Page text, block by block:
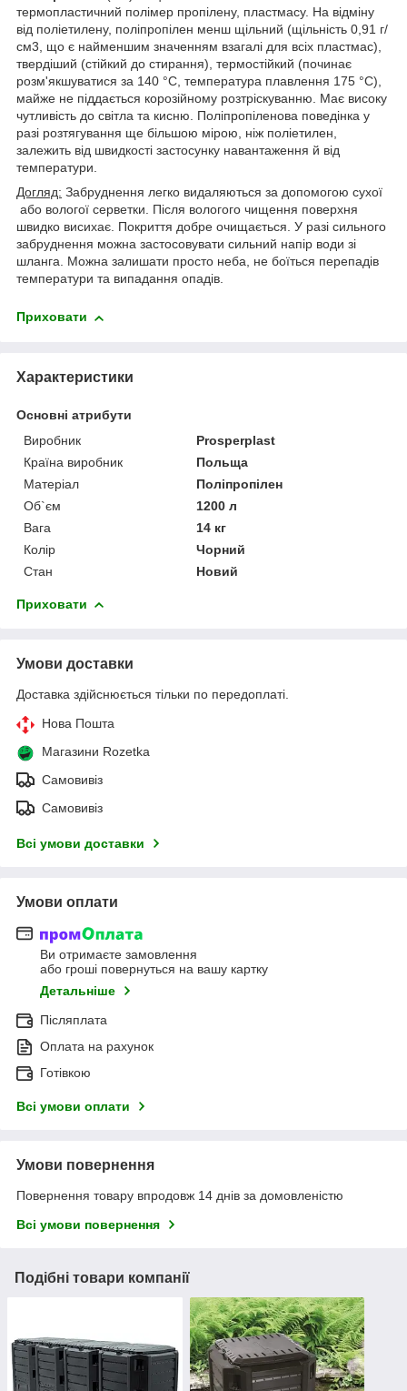
термопластичний полімер пропілену, пластмасу. На відміну
від поліетилену, поліпропілен менш щільний (щільність 0,91 г/
см3, що є найменшим значенням взагалі для всіх пластмас),
твердіший (стійкий до стирання), термостійкий (починає
розм'якшуватися за 140 °C, температура плавлення 175 °C),
майже не піддається корозійному розтріскуванню. Має високу
чутливість до світла та кисню. Поліпропіленова поведінка у
разі розтягування ще більшою мірою, ніж поліетилен,
залежить від швидкості застосунку навантаження й від
температури.
Догляд: Забруднення легко видаляються за допомогою сухої
або вологої серветки. Після вологого чищення поверхня
швидко висихає. Покриття добре очищається. У разі сильного
забруднення можна застосовувати сильний напір води зі
шланга. Можна залишати просто неба, не боїться перепадів
температури та випадання опадів.
Приховати
Характеристики
Основні атрибути
Виробник
Prosperplast
Країна виробник
Польща
Матеріал
Поліпропілен
Об`єм
1200 л
Вага
14 кг
Колір
Чорний
Стан
Новий
Приховати
Умови доставки
Доставка здійснюється тільки по передоплаті.
Нова Пошта
Магазини Rozetka
Самовивіз
Самовивіз
Всі умови доставки
Умови оплати
Ви отримаєте замовлення
або гроші повернуться на вашу картку
Детальніше
Післяплата
Оплата на рахунок
Готівкою
Всі умови оплати
Умови повернення
Повернення товару впродовж 14 днів за домовленістю
Всі умови повернення
Подібні товари компанії